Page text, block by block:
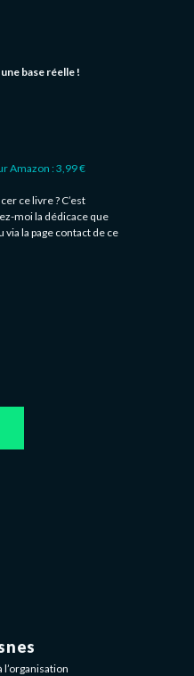
base réelle !
Amazon : 3,99 €
ce livre ? C’est
moi la dédicace que
la page contact de ce
l’organisation